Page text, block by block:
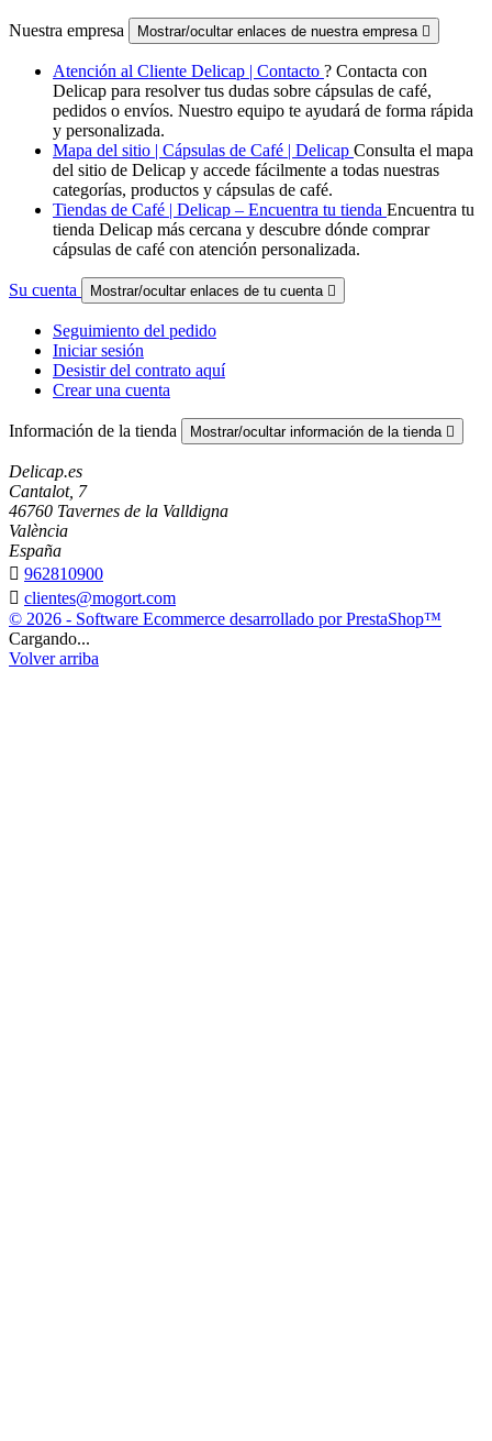
Nuestra empresa Mostrar/ocultar enlaces de nuestra empresa 
Atención al Cliente Delicap | Contacto ? Contacta con
Delicap para resolver tus dudas sobre cápsulas de café,
pedidos o envíos. Nuestro equipo te ayudará de forma rápida
y personalizada.
Mapa del sitio | Cápsulas de Café | Delicap Consulta el mapa
del sitio de Delicap y accede fácilmente a todas nuestras
categorías, productos y cápsulas de café.
Tiendas de Café | Delicap – Encuentra tu tienda Encuentra tu
tienda Delicap más cercana y descubre dónde comprar
cápsulas de café con atención personalizada.
Su cuenta Mostrar/ocultar enlaces de tu cuenta 
Seguimiento del pedido
Iniciar sesión
Desistir del contrato aquí
Crear una cuenta
Información de la tienda Mostrar/ocultar información de la tienda 
Delicap.es
Cantalot, 7
46760 Tavernes de la Valldigna
València
España
 962810900
 clientes@mogort.com
© 2026 - Software Ecommerce desarrollado por PrestaShop™
Cargando...
Volver arriba